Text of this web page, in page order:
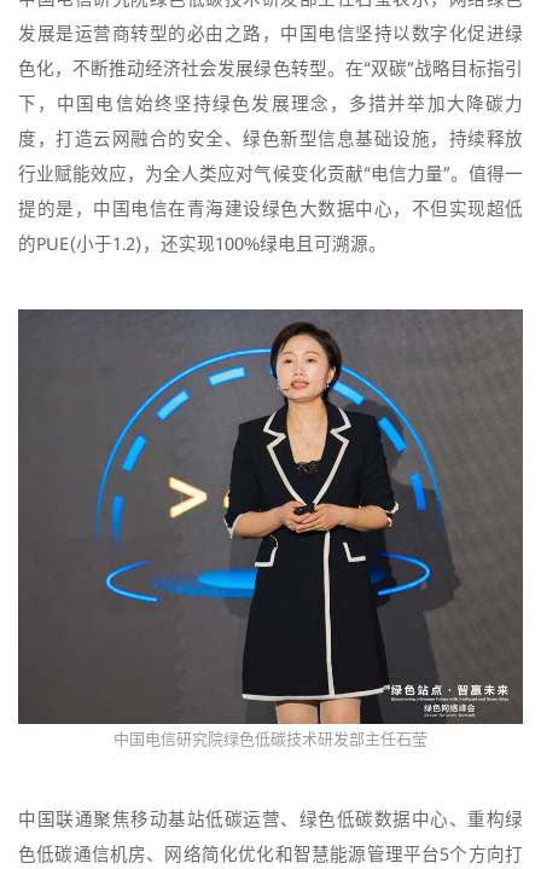
发展是运营商转型的必由之路，中国电信坚持以数字化促进绿
色化，不断推动经济社会发展绿色转型。在“双碳”战略目标指引
下，中国电信始终坚持绿色发展理念，多措并举加大降碳力
度，打造云网融合的安全、绿色新型信息基础设施，持续释放
行业赋能效应，为全人类应对气候变化贡献“电信力量”。值得一
提的是，中国电信在青海建设绿色大数据中心，不但实现超低
的PUE(小于1.2)，还实现100%绿电且可溯源。
中国电信研究院绿色低碳技术研发部主任石莹
中国联通聚焦移动基站低碳运营、绿色低碳数据中心、重构绿
色低碳通信机房、网络简化优化和智慧能源管理平台5个方向打